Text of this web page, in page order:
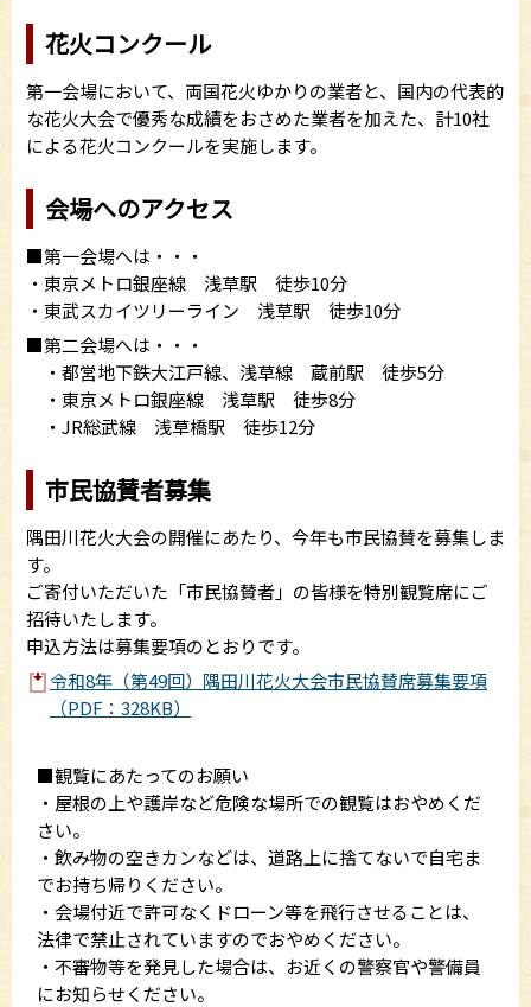
花火コンクール
第一会場において、両国花火ゆかりの業者と、国内の代表的
な花火大会で優秀な成績をおさめた業者を加えた、計10社
による花火コンクールを実施します。
会場へのアクセス
■第一会場へは・・・
・東京メトロ銀座線 浅草駅 徒歩10分
・東武スカイツリーライン 浅草駅 徒歩10分
■第二会場へは・・・
・都営地下鉄大江戸線、浅草線 蔵前駅 徒歩5分
・東京メトロ銀座線 浅草駅 徒歩8分
・JR総武線 浅草橋駅 徒歩12分
市民協賛者募集
隅田川花火大会の開催にあたり、今年も市民協賛を募集しま
す。
ご寄付いただいた「市民協賛者」の皆様を特別観覧席にご
招待いたします。
申込方法は募集要項のとおりです。
令和8年（第49回）隅田川花火大会市民協賛席募集要項
（PDF：328KB）
■観覧にあたってのお願い
・屋根の上や護岸など危険な場所での観覧はおやめくだ
さい。
・飲み物の空きカンなどは、道路上に捨てないで自宅ま
でお持ち帰りください。
・会場付近で許可なくドローン等を飛行させることは、
法律で禁止されていますのでおやめください。
・不審物等を発見した場合は、お近くの警察官や警備員
にお知らせください。